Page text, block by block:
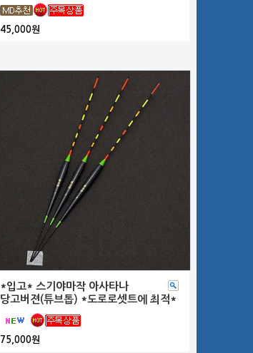
45,000원
*입고* 스기야마작 아사타나
당고버젼(튜브톱) *도로로셋트에 최적*
75,000원